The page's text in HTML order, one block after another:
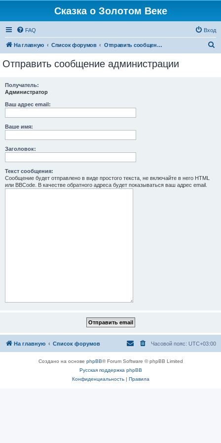
Сказка о Золотом Веке
FAQ Вход
На главную Список форумов Отправить сообщение администрации
Отправить сообщение администрации
Получатель:
Администратор
Ваш адрес email:
Ваше имя:
Заголовок:
Текст сообщения:
Сообщение будет отправлено в виде простого текста, не включайте в него HTML
или BBCode. В качестве обратного адреса будет показываться ваш адрес email.
На главную Список форумов Часовой пояс: UTC+03:00
Создано на основе phpBB® Forum Software © phpBB Limited
Русская поддержка phpBB
Конфиденциальность| Правила